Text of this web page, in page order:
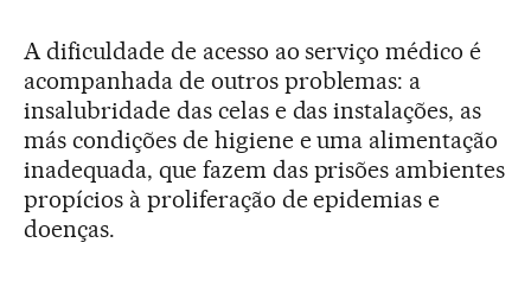
A dificuldade de acesso ao serviço médico é
acompanhada de outros problemas: a
insalubridade das celas e das instalações, as
más condições de higiene e uma alimentação
inadequada, que fazem das prisões ambientes
propícios à proliferação de epidemias e
doenças.